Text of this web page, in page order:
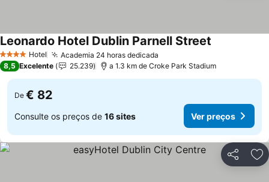
4 EstrelasHotel Academia 24 horas dedicada
Leonardo Hotel Dublin Parnell Street
8,5 Excelente 25.239 a 1.3 km de Croke Park Stadium
De € 82
Consulte os preços de 16 sites Ver preços
Partilhar